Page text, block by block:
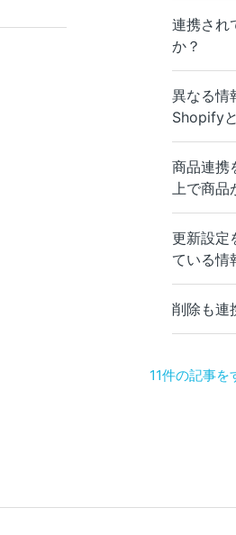
連携され
か？
異なる情
Shopify
商品連携
上で商品
更新設定
ている情
削除も連
11件の記事を